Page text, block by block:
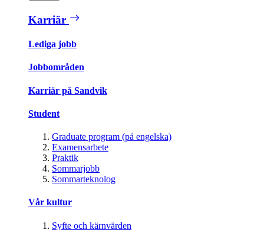
Karriär
Lediga jobb
Jobbområden
Karriär på Sandvik
Student
Graduate program (på engelska)
Examensarbete
Praktik
Sommarjobb
Sommarteknolog
Vår kultur
Syfte och kärnvärden